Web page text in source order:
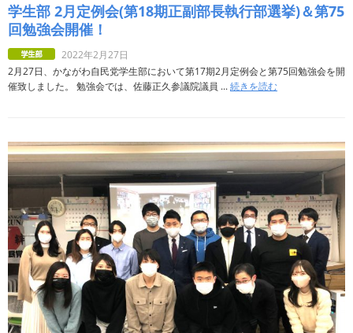
学生部 2月定例会(第18期正副部長執行部選挙)＆第75
回勉強会開催！
2022年2月27日
2月27日、かながわ自民党学生部において第17期2月定例会と第75回勉強会を開
催致しました。 勉強会では、佐藤正久参議院議員 ...続きを読む